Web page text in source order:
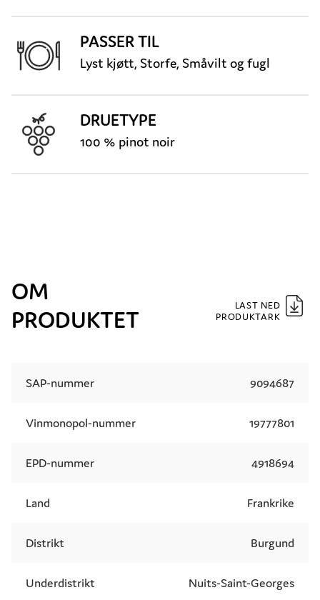
PASSER TIL
Lyst kjøtt, Storfe, Småvilt og fugl
DRUETYPE
100 % pinot noir
OM
PRODUKTET
LAST NED
PRODUKTARK
SAP-nummer 9094687
Vinmonopol-nummer 19777801
EPD-nummer 4918694
Land Frankrike
Distrikt Burgund
Underdistrikt Nuits-Saint-Georges